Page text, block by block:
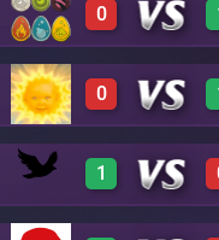
0 A12
0
0 A12
0
A12
1